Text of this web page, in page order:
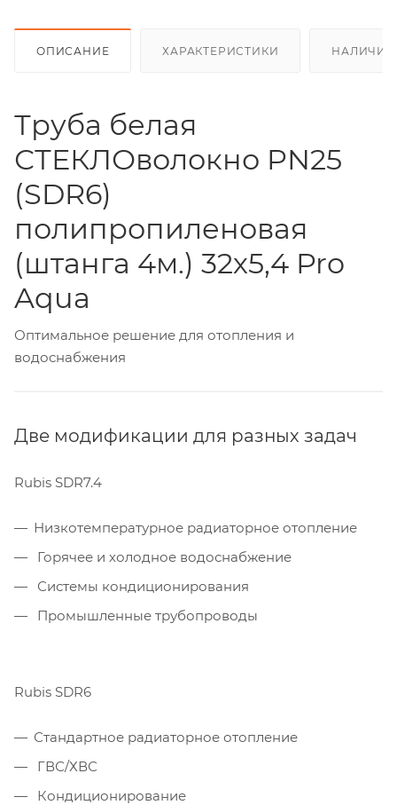
ОПИСАНИЕ ХАРАКТЕРИСТИКИ НАЛИЧИЕ
Труба белая
СТЕКЛОволокно PN25
(SDR6)
полипропиленовая
(штанга 4м.) 32х5,4 Pro
Aqua
Оптимальное решение для отопления и
водоснабжения
Две модификации для разных задач
Rubis SDR7.4
Низкотемпературное радиаторное отопление
Горячее и холодное водоснабжение
Системы кондиционирования
Промышленные трубопроводы
Rubis SDR6
Стандартное радиаторное отопление
ГВС/ХВС
Кондиционирование